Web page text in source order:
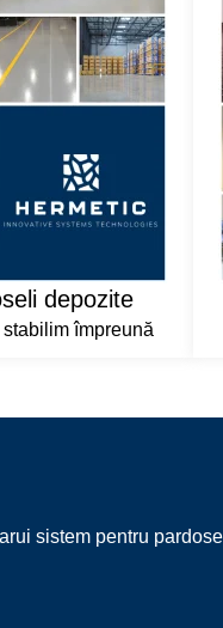
depozite
împreună
sistem pentru